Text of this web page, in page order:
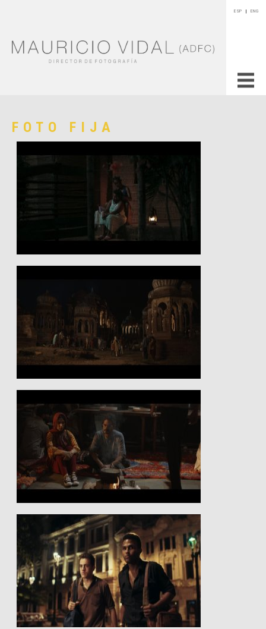
ESP | ENG
FOTO FIJA